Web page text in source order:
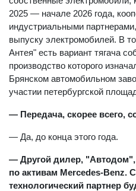
2025 — начале 2026 года,
индустриальными
выпуску электромобилей. В
Антея" есть вариант тягача
производство которого
Брянском автомобильном
участии петербургской
— Передача, скорее всего,
— Да, до конца этого года.
— Другой дилер,
по активам Mercedes-Benz.
технологический партнер